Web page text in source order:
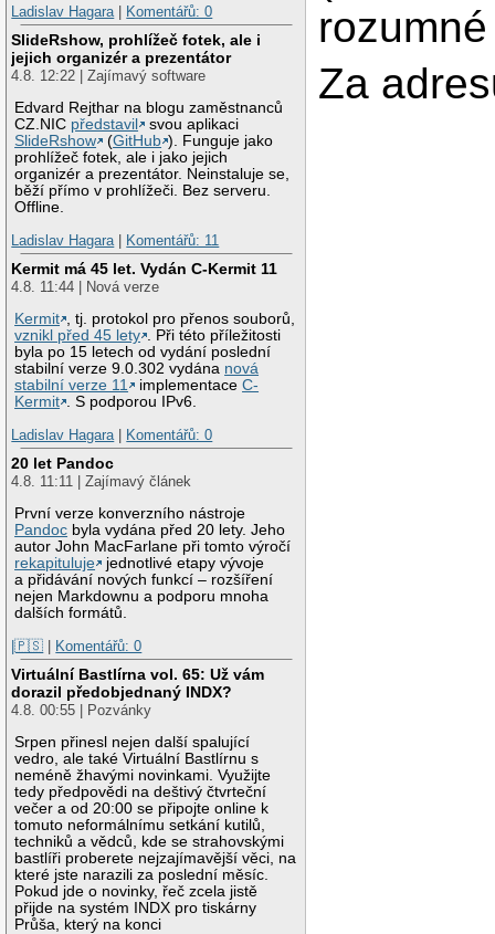
Ladislav Hagara | Komentářů: 0
SlideRshow, prohlížeč fotek, ale i
jejich organizér a prezentátor
4.8. 12:22 | Zajímavý software
Edvard Rejthar na blogu zaměstnanců
CZ.NIC představil
svou aplikaci
SlideRshow
(GitHub ). Funguje jako
prohlížeč fotek, ale i jako jejich
organizér a prezentátor. Neinstaluje se,
běží přímo v prohlížeči. Bez serveru.
Offline.
Ladislav Hagara | Komentářů: 11
Kermit má 45 let. Vydán C-Kermit 11
4.8. 11:44 | Nová verze
Kermit , tj. protokol pro přenos souborů,
vznikl před 45 lety . Při této příležitosti
byla po 15 letech od vydání poslední
stabilní verze 9.0.302 vydána nová
stabilní verze 11
implementaceC-
Kermit . S podporou IPv6.
Ladislav Hagara | Komentářů: 0
20 let Pandoc
4.8. 11:11 | Zajímavý článek
První verze konverzního nástroje
Pandoc byla vydána před 20 lety. Jeho
autor John MacFarlane při tomto výročí
rekapituluje
jednotlivé etapy vývoje
a přidávání nových funkcí – rozšíření
nejen Markdownu a podporu mnoha
dalších formátů.
|🇵🇸 | Komentářů: 0
Virtuální Bastlírna vol. 65: Už vám
dorazil předobjednaný INDX?
4.8. 00:55 | Pozvánky
Srpen přinesl nejen další spalující
vedro, ale také Virtuální Bastlírnu s
neméně žhavými novinkami. Využijte
tedy předpovědi na deštivý čtvrteční
večer a od 20:00 se připojte online k
tomuto neformálnímu setkání kutilů,
techniků a vědců, kde se strahovskými
bastlíři proberete nejzajímavější věci, na
které jste narazili za poslední měsíc.
Pokud jde o novinky, řeč zcela jistě
přijde na systém INDX pro tiskárny
Průša, který na konci
Za